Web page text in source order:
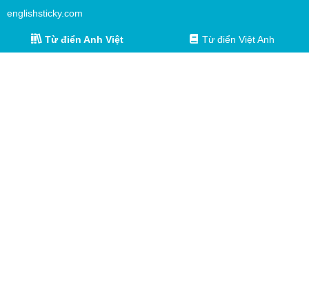
englishsticky.com
Từ điển Anh Việt Từ điển Việt Anh